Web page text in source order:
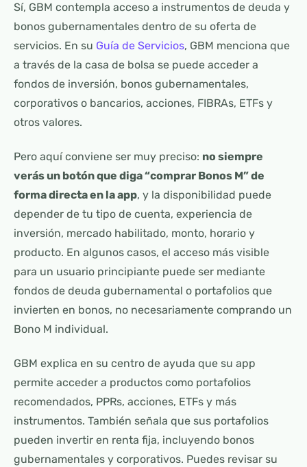
Sí, GBM contempla acceso a instrumentos de deuda y
bonos gubernamentales dentro de su oferta de
servicios. En su Guía de Servicios, GBM menciona que
a través de la casa de bolsa se puede acceder a
fondos de inversión, bonos gubernamentales,
corporativos o bancarios, acciones, FIBRAs, ETFs y
otros valores.
Pero aquí conviene ser muy preciso: no siempre
verás un botón que diga “comprar Bonos M” de
forma directa en la app, y la disponibilidad puede
depender de tu tipo de cuenta, experiencia de
inversión, mercado habilitado, monto, horario y
producto. En algunos casos, el acceso más visible
para un usuario principiante puede ser mediante
fondos de deuda gubernamental o portafolios que
invierten en bonos, no necesariamente comprando un
Bono M individual.
GBM explica en su centro de ayuda que su app
permite acceder a productos como portafolios
recomendados, PPRs, acciones, ETFs y más
instrumentos. También señala que sus portafolios
pueden invertir en renta fija, incluyendo bonos
gubernamentales y corporativos. Puedes revisar su